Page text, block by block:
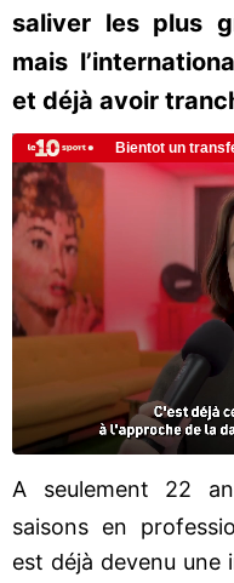
saliver les plus
mais
et déjà avoir
A seulement 22
saisons en
est déjà devenu une